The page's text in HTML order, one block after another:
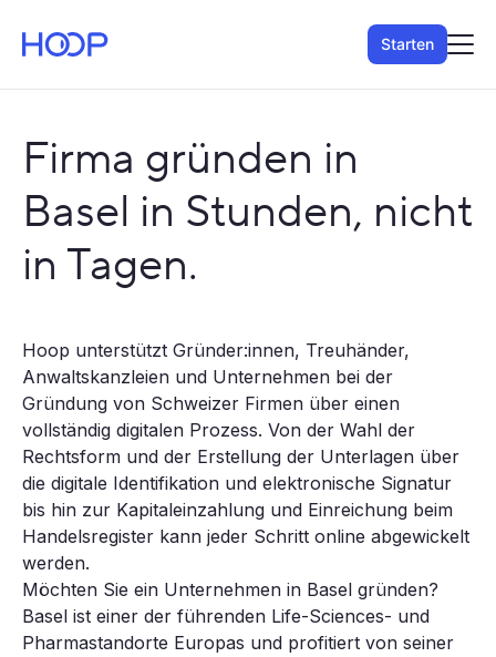
Starten
Firma gründen in
Basel in Stunden, nicht
in Tagen.
Hoop unterstützt Gründer:innen, Treuhänder,
Anwaltskanzleien und Unternehmen bei der
Gründung von Schweizer Firmen über einen
vollständig digitalen Prozess. Von der Wahl der
Rechtsform und der Erstellung der Unterlagen über
die digitale Identifikation und elektronische Signatur
bis hin zur Kapitaleinzahlung und Einreichung beim
Handelsregister kann jeder Schritt online abgewickelt
werden.
Möchten Sie ein Unternehmen in Basel gründen?
Basel ist einer der führenden Life-Sciences- und
Pharmastandorte Europas und profitiert von seiner